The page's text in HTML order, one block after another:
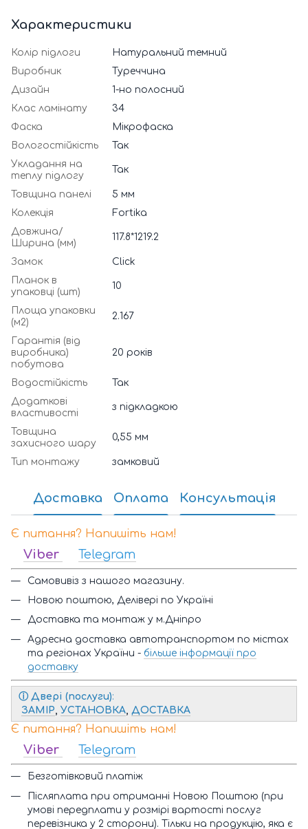
Характеристики
Колір підлоги
Натуральний темний
Виробник
Туреччина
Дизайн
1-но полосний
Клас ламінату
34
Фаска
Мікрофаска
Вологостійкість
Так
Укладання на
теплу підлогу
Так
Товщина панелі
5 мм
Колекція
Fortika
Довжина/
Ширина (мм)
117.8*1219.2
Замок
Click
Планок в
упаковці (шт)
10
Площа упаковки
(м2)
2.167
Гарантія (від
виробника)
побутова
20 років
Водостійкість
Так
Додаткові
властивості
з підкладкою
Товщина
захисного шару
0,55 мм
Тип монтажу замковий
Доставка Оплата Консультація
Є питання? Напишіть нам!
Viber Telegram
Самовивіз з нашого магазину.
Новою поштою, Делівері по Україні
Доставка та монтаж у м.Дніпро
Адресна доставка автотранспортом по містах
та регіонах України - більше інформації про
доставку
ⓘ Двері (послуги):
ЗАМІР, УСТАНОВКА, ДОСТАВКА
Є питання? Напишіть нам!
Viber Telegram
Безготівковий платіж
Післяплата при отриманні Новою Поштою (при
умові передплати у розмірі вартості послуг
перевізника у 2 сторони). Тільки на продукцію, яка є